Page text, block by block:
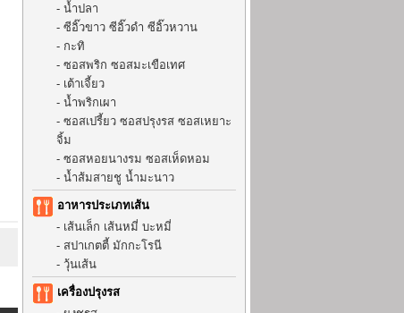
- น้ำปลา
- ซีอิ๊วขาว ซีอิ๊วดำ ซีอิ๊วหวาน
- กะทิ
- ซอสพริก ซอสมะเขือเทศ
- เต้าเจี้ยว
- น้ำพริกเผา
- ซอสเปรี้ยว ซอสปรุงรส ซอสเหยาะ
จิ้ม
- ซอสหอยนางรม ซอสเห็ดหอม
- น้ำส้มสายชู น้ำมะนาว
อาหารประเภทเส้น
- เส้นเล็ก เส้นหมี่ บะหมี่
- สปาเกตตี้ มักกะโรนี
- วุ้นเส้น
เครื่องปรุงรส